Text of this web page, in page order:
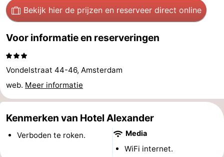
-
Amsterdamse
Bos
Spaarnwoude
Last
minutes
Musea
Attracties
Zien
Bekijk hier de prijzen en reserveer direct online
Voor informatie en reserveringen
Vondelstraat 44-46, Amsterdam
web. Meer informatie
Kenmerken van Hotel Alexander
Verboden te roken. Media
WiFi internet.